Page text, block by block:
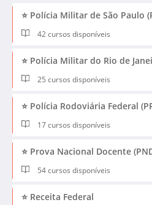
⭐ Polícia Militar de São Paulo
42 cursos disponíveis
⭐ Polícia Militar do Rio de
25 cursos disponíveis
⭐ Polícia Rodoviária Federal
17 cursos disponíveis
⭐ Prova Nacional Docente
54 cursos disponíveis
⭐ Receita Federal